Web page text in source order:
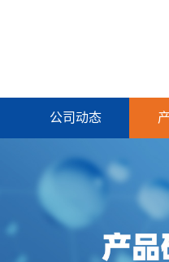
公司动态